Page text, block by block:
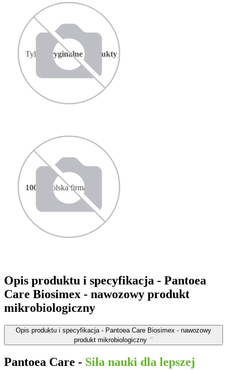
Tylko oryginalne produkty
100% polska firma
Opis produktu i specyfikacja - Pantoea
Care Biosimex - nawozowy produkt
mikrobiologiczny
Opis produktu i specyfikacja - Pantoea Care Biosimex - nawozowy
produkt mikrobiologiczny
Pantoea Care - Siła nauki dla lepszej